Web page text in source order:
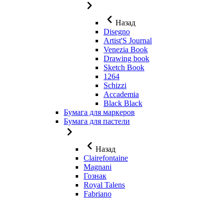
Назад
Disegno
Artist'S Journal
Venezia Book
Drawing book
Sketch Book
1264
Schizzi
Accademia
Black Black
Бумага для маркеров
Бумага для пастели
Назад
Clairefontaine
Magnani
Гознак
Royal Talens
Fabriano